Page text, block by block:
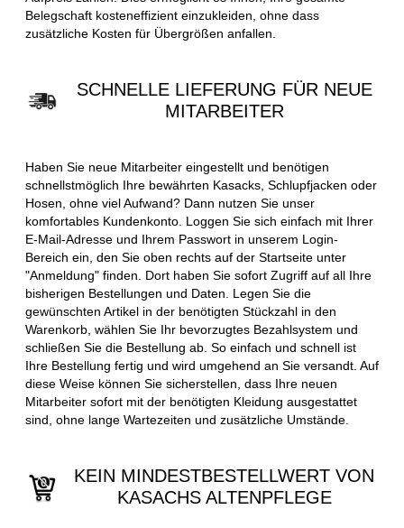
Belegschaft kosteneffizient einzukleiden, ohne dass
zusätzliche Kosten für Übergrößen anfallen.
SCHNELLE LIEFERUNG FÜR NEUE
MITARBEITER
Haben Sie neue Mitarbeiter eingestellt und benötigen
schnellstmöglich Ihre bewährten Kasacks, Schlupfjacken oder
Hosen, ohne viel Aufwand? Dann nutzen Sie unser
komfortables Kundenkonto. Loggen Sie sich einfach mit Ihrer
E-Mail-Adresse und Ihrem Passwort in unserem Login-
Bereich ein, den Sie oben rechts auf der Startseite unter
"Anmeldung" finden. Dort haben Sie sofort Zugriff auf all Ihre
bisherigen Bestellungen und Daten. Legen Sie die
gewünschten Artikel in der benötigten Stückzahl in den
Warenkorb, wählen Sie Ihr bevorzugtes Bezahlsystem und
schließen Sie die Bestellung ab. So einfach und schnell ist
Ihre Bestellung fertig und wird umgehend an Sie versandt. Auf
diese Weise können Sie sicherstellen, dass Ihre neuen
Mitarbeiter sofort mit der benötigten Kleidung ausgestattet
sind, ohne lange Wartezeiten und zusätzliche Umstände.
KEIN MINDESTBESTELLWERT VON
KASACHS ALTENPFLEGE